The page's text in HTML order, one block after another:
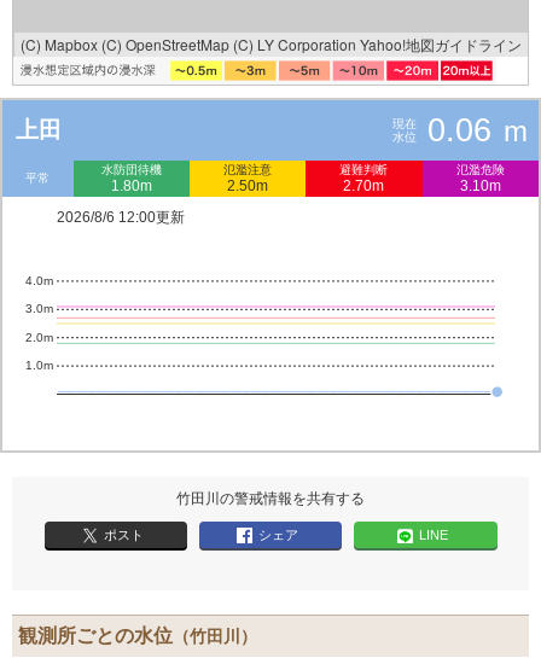
(C) Mapbox (C) OpenStreetMap (C) LY Corporation Yahoo!地図ガイドライン
上田
現在
水位
0.06 m
平常
水防団待機
1.80m
氾濫注意
2.50m
避難判断
2.70m
氾濫危険
3.10m
2026/8/6 12:00更新
1.0m
2.0m
3.0m
4.0m
竹田川の警戒情報を共有する
ポスト シェア LINE
観測所ごとの水位 （竹田川）